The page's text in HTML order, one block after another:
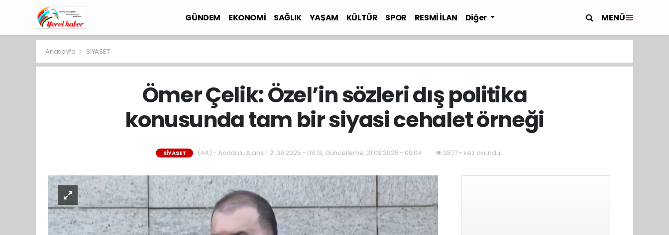
GÜNDEM EKONOMİ SAĞLIK YAŞAM KÜLTÜR SPOR RESMİ İLAN Diğer MENÜ
Anasayfa SİYASET
Ömer Çelik: Özel’in sözleri dış politika
konusunda tam bir siyasi cehalet örneği
SİYASET (AA) - Anadolu Ajansı | 21.09.2025 - 08:19, Güncelleme: 21.09.2025 - 09:04 2877+ kez okundu.